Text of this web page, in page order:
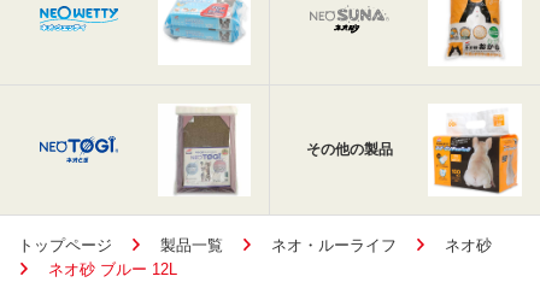
その他の製品
トップページ 製品一覧 ネオ・ルーライフ
ネオ砂
ネオ砂 ブルー 12L